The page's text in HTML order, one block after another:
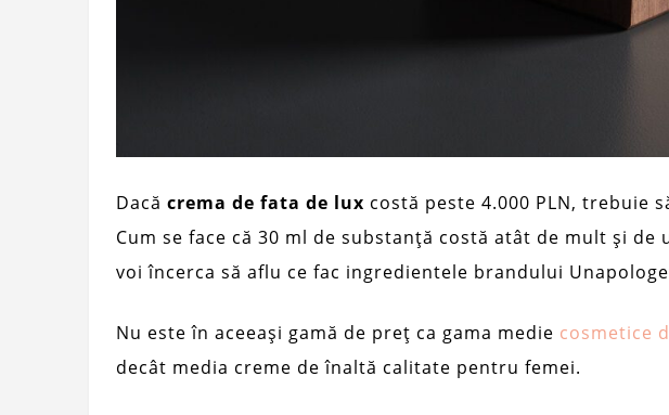
Dacă crema de fata de lux costă peste 4.000 PLN, trebuie
Cum se face că 30 ml de substanță costă atât de mult și de
voi încerca să aflu ce fac ingredientele brandului
Nu este în aceeași gamă de preț ca gama medie cosmetice
decât media creme de înaltă calitate pentru femei.